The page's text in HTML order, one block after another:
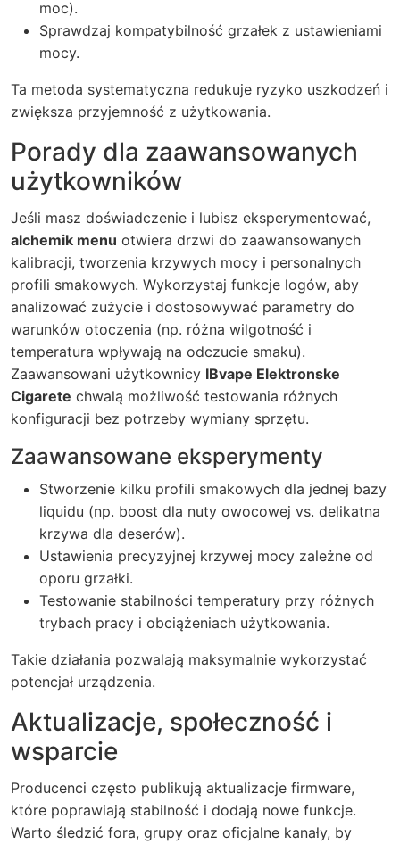
moc).
Sprawdzaj kompatybilność grzałek z ustawieniami
mocy.
Ta metoda systematyczna redukuje ryzyko uszkodzeń i
zwiększa przyjemność z użytkowania.
Porady dla zaawansowanych
użytkowników
Jeśli masz doświadczenie i lubisz eksperymentować,
alchemik menu otwiera drzwi do zaawansowanych
kalibracji, tworzenia krzywych mocy i personalnych
profili smakowych. Wykorzystaj funkcje logów, aby
analizować zużycie i dostosowywać parametry do
warunków otoczenia (np. różna wilgotność i
temperatura wpływają na odczucie smaku).
Zaawansowani użytkownicy IBvape Elektronske
Cigarete chwalą możliwość testowania różnych
konfiguracji bez potrzeby wymiany sprzętu.
Zaawansowane eksperymenty
Stworzenie kilku profili smakowych dla jednej bazy
liquidu (np. boost dla nuty owocowej vs. delikatna
krzywa dla deserów).
Ustawienia precyzyjnej krzywej mocy zależne od
oporu grzałki.
Testowanie stabilności temperatury przy różnych
trybach pracy i obciążeniach użytkowania.
Takie działania pozwalają maksymalnie wykorzystać
potencjał urządzenia.
Aktualizacje, społeczność i
wsparcie
Producenci często publikują aktualizacje firmware,
które poprawiają stabilność i dodają nowe funkcje.
Warto śledzić fora, grupy oraz oficjalne kanały, by